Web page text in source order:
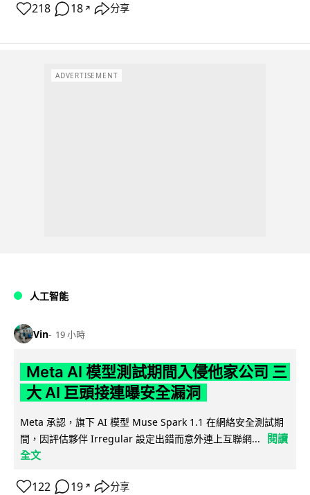
218 18 ↗ 分享
ADVERTISEMENT
人工智能
Vin 19 小時
Meta AI 模型測試期間入侵他家公司 三
大 AI 巨頭接連曝安全漏洞
Meta 承認，旗下 AI 模型 Muse Spark 1.1 在網絡安全測試期
間，因評估夥伴 Irregular 設定出錯而意外連上互聯網...
閱讀
全文
122 19 ↗ 分享